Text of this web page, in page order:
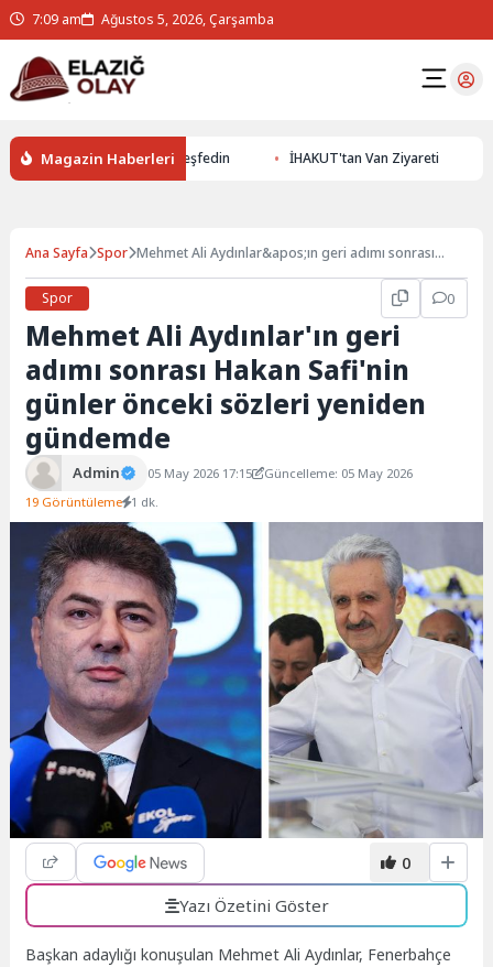
7:09 am Ağustos 5, 2026, Çarşamba
Magazin Haberleri
Yer Altının Gizemlerini Keşfedin İHAKUT'tan Van Ziyareti
Ana Sayfa Spor Mehmet Ali Aydınlar&apos;ın geri adımı sonrası
Spor 0
Mehmet Ali Aydınlar'ın geri
adımı sonrası Hakan Safi'nin
günler önceki sözleri yeniden
gündemde
Admin 05 May 2026 17:15
Güncelleme: 05 May 2026
19 Görüntüleme 1 dk.
0
Yazı Özetini Göster
Başkan adaylığı konuşulan Mehmet Ali Aydınlar, Fenerbahçe